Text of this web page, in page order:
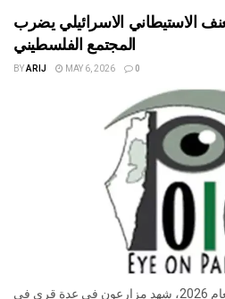
الاستيطاني الاسرائيلي يضرب
المجتمع الفلسطيني
BYARIJ MAY 6, 2026 0
في الثالث من شهر أيار من العام 2026، شهد مزارعون في عدة قرى في